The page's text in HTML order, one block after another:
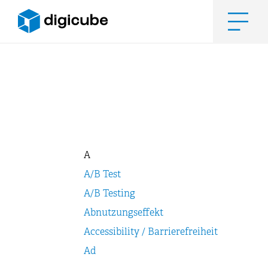
Inhalt
A
A/B Test
A/B Testing
Abnutzungseffekt
Accessibility / Barrierefreiheit
Ad